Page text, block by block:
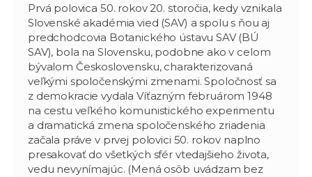
Prvá polovica 50. rokov 20. storočia, kedy vznikala
Slovenské akadémia vied (SAV) a spolu s ňou aj
predchodcovia Botanického ústavu SAV (BÚ
SAV), bola na Slovensku, podobne ako v celom
bývalom Československu, charakterizovaná
veľkými spoločenskými zmenami. Spoločnosť sa
z demokracie vydala Víťazným februárom 1948
na cestu veľkého komunistického experimentu
a dramatická zmena spoločenského zriadenia
začala práve v prvej polovici 50. rokov naplno
presakovať do všetkých sfér vtedajšieho života,
vedu nevynímajúc. (Mená osôb uvádzam bez